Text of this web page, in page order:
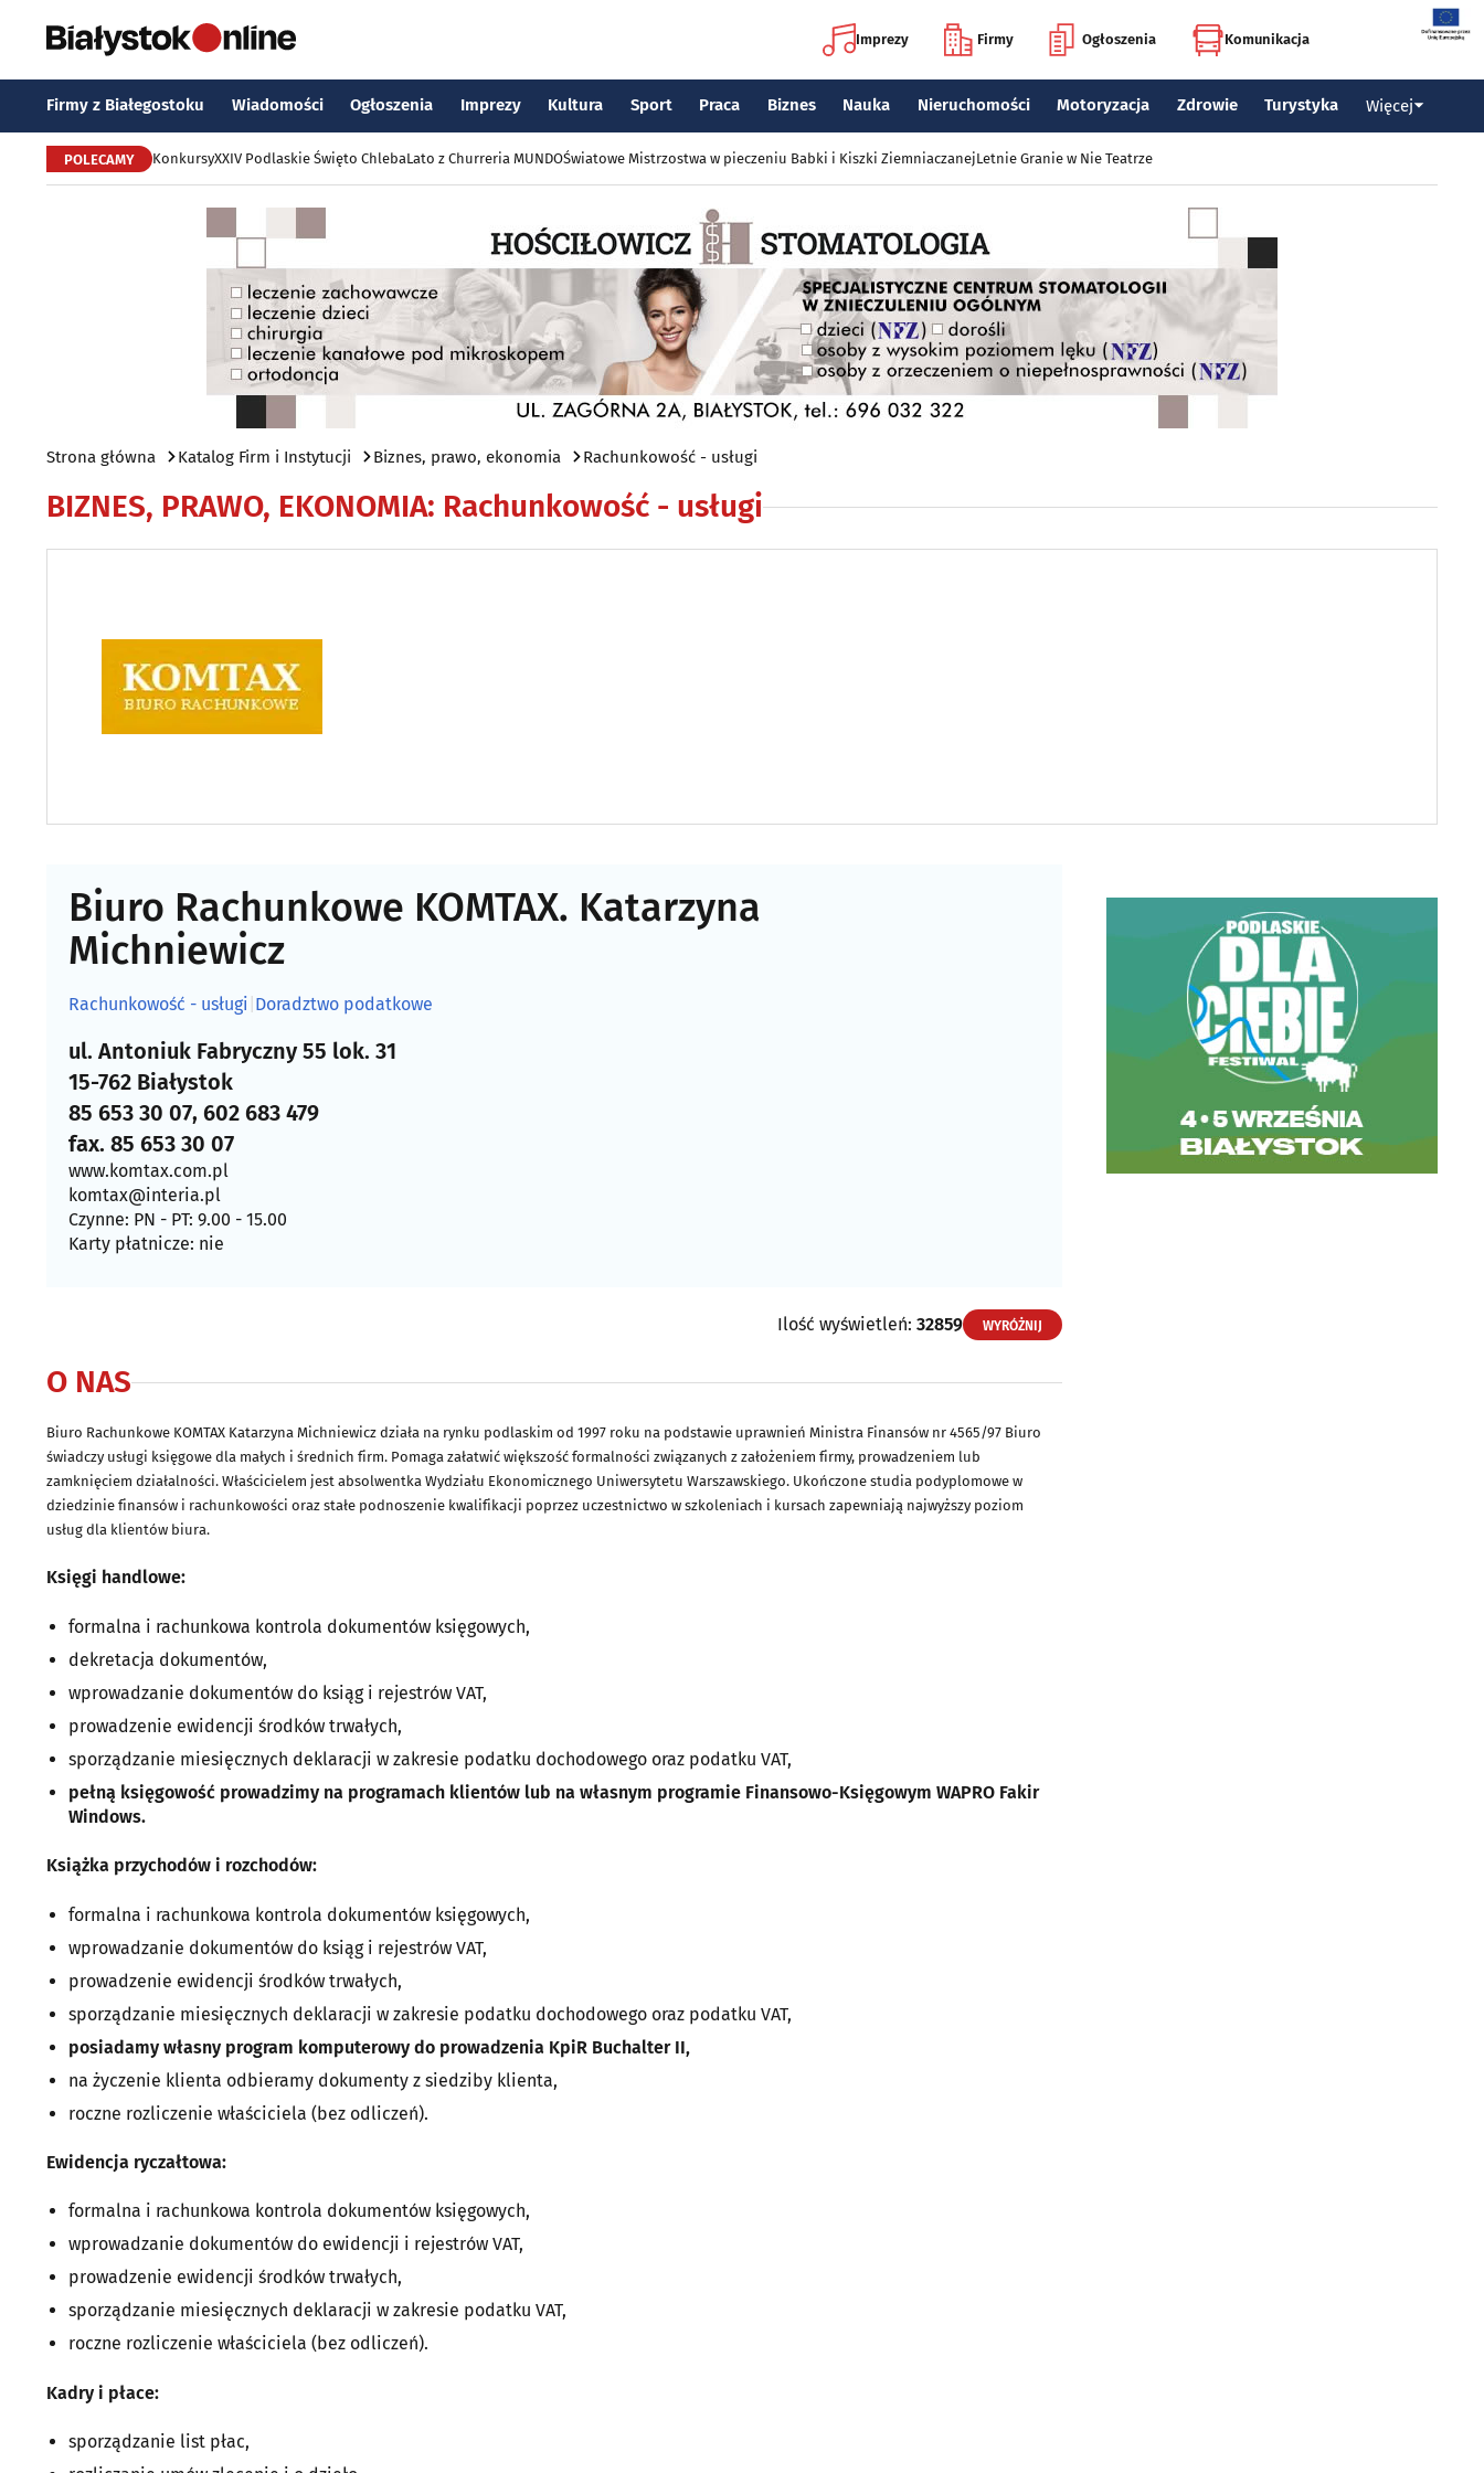
Imprezy Firmy Ogłoszenia Komunikacja
Firmy z Białegostoku Wiadomości Ogłoszenia Imprezy Kultura Sport Praca Biznes Nauka Nieruchomości Motoryzacja Zdrowie Turystyka Więcej
POLECAMY KonkursyXXIV Podlaskie Święto ChlebaLato z Churreria MUNDOŚwiatowe Mistrzostwa w pieczeniu Babki i Kiszki ZiemniaczanejLetnie Granie w Nie Teatrze
Strona główna Katalog Firm i Instytucji Biznes, prawo, ekonomia Rachunkowość - usługi
BIZNES, PRAWO, EKONOMIA: Rachunkowość - usługi
Biuro Rachunkowe KOMTAX. Katarzyna
Michniewicz
Rachunkowość - usługi Doradztwo podatkowe
ul. Antoniuk Fabryczny 55 lok. 31
15-762 Białystok
85 653 30 07, 602 683 479
fax. 85 653 30 07
www.komtax.com.pl
komtax@interia.pl
Czynne: PN - PT: 9.00 - 15.00
Karty płatnicze: nie
Ilość wyświetleń: 32859 WYRÓŻNIJ
O NAS
Biuro Rachunkowe KOMTAX Katarzyna Michniewicz działa na rynku podlaskim od 1997 roku na podstawie uprawnień Ministra Finansów nr 4565/97 Biuro
świadczy usługi księgowe dla małych i średnich firm. Pomaga załatwić większość formalności związanych z założeniem firmy, prowadzeniem lub
zamknięciem działalności. Właścicielem jest absolwentka Wydziału Ekonomicznego Uniwersytetu Warszawskiego. Ukończone studia podyplomowe w
dziedzinie finansów i rachunkowości oraz stałe podnoszenie kwalifikacji poprzez uczestnictwo w szkoleniach i kursach zapewniają najwyższy poziom
usług dla klientów biura.
Księgi handlowe:
formalna i rachunkowa kontrola dokumentów księgowych,
dekretacja dokumentów,
wprowadzanie dokumentów do ksiąg i rejestrów VAT,
prowadzenie ewidencji środków trwałych,
sporządzanie miesięcznych deklaracji w zakresie podatku dochodowego oraz podatku VAT,
pełną księgowość prowadzimy na programach klientów lub na własnym programie Finansowo-Księgowym WAPRO Fakir
Windows.
Książka przychodów i rozchodów:
formalna i rachunkowa kontrola dokumentów księgowych,
wprowadzanie dokumentów do ksiąg i rejestrów VAT,
prowadzenie ewidencji środków trwałych,
sporządzanie miesięcznych deklaracji w zakresie podatku dochodowego oraz podatku VAT,
posiadamy własny program komputerowy do prowadzenia KpiR Buchalter II,
na życzenie klienta odbieramy dokumenty z siedziby klienta,
roczne rozliczenie właściciela (bez odliczeń).
Ewidencja ryczałtowa:
formalna i rachunkowa kontrola dokumentów księgowych,
wprowadzanie dokumentów do ewidencji i rejestrów VAT,
prowadzenie ewidencji środków trwałych,
sporządzanie miesięcznych deklaracji w zakresie podatku VAT,
roczne rozliczenie właściciela (bez odliczeń).
Kadry i płace:
sporządzanie list płac,
Biuro Rachunkowe
KOMTAX. Katarzyna
Michniewicz
ul. Antoniuk Fabryczny 55
lok. 31
15-762 Białystok